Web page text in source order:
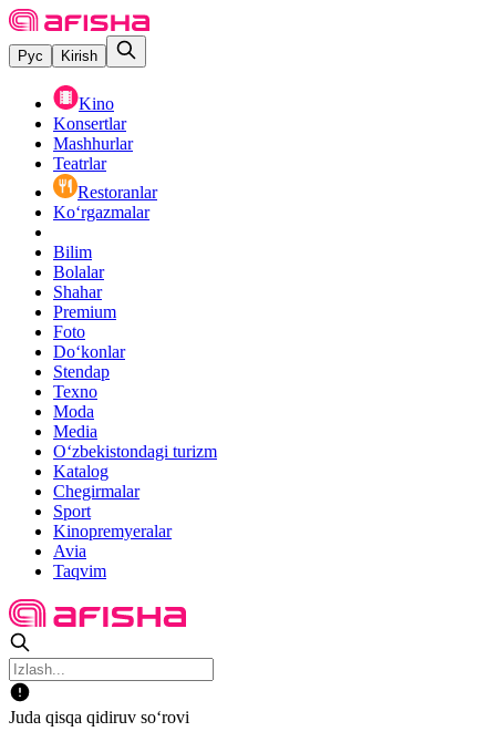
Рус Kirish
Kino
Konsertlar
Mashhurlar
Teatrlar
Restoranlar
Ko‘rgazmalar
Bilim
Bolalar
Shahar
Premium
Foto
Do‘konlar
Stendap
Texno
Moda
Media
O‘zbekistondagi turizm
Katalog
Chegirmalar
Sport
Kinopremyeralar
Avia
Taqvim
Juda qisqa qidiruv so‘rovi